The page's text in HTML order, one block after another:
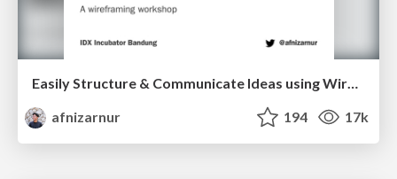
Easily Structure & Communicate Ideas using Wireframe
afnizarnur
194 17k